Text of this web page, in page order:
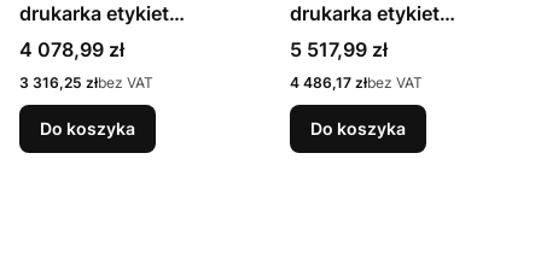
drukarka etykiet
bezpośrednio
termiczny/termotransfer
owy 203 x 203 DPI 254
mm/s Przewodowa
Przewodowa sieć LAN
Cena
4 078,99 zł
Cena
3 316,25 złbez VAT
Do koszyka
drukarka etykiet
bezpośrednio
termiczny/termotransfer
owy 300 x 300 DPI 178
mm/s Przewodowa sieć
LAN
Cena
5 517,99 zł
Cena
4 486,17 złbez VAT
Do koszyka